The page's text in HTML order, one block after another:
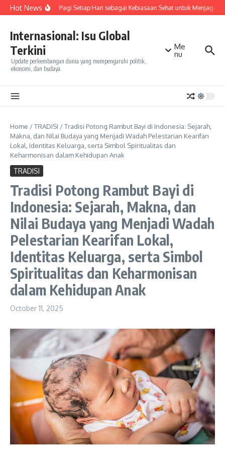
Skip to content
Hot NewsOlahraga Pagi Setiap Hari sebagai Kebiasaan Sehat untuk Menjaga
Internasional: Isu Global
Terkini
Update perkembangan dunia yang mempengaruhi politik,
ekonomi, dan budaya.
Me
nu
Home /TRADISI /Tradisi Potong Rambut Bayi di Indonesia: Sejarah,
Makna, dan Nilai Budaya yang Menjadi Wadah Pelestarian Kearifan
Lokal, Identitas Keluarga, serta Simbol Spiritualitas dan
Keharmonisan dalam Kehidupan Anak
TRADISI
Tradisi Potong Rambut Bayi di
Indonesia: Sejarah, Makna, dan
Nilai Budaya yang Menjadi Wadah
Pelestarian Kearifan Lokal,
Identitas Keluarga, serta Simbol
Spiritualitas dan Keharmonisan
dalam Kehidupan Anak
October 11, 2025